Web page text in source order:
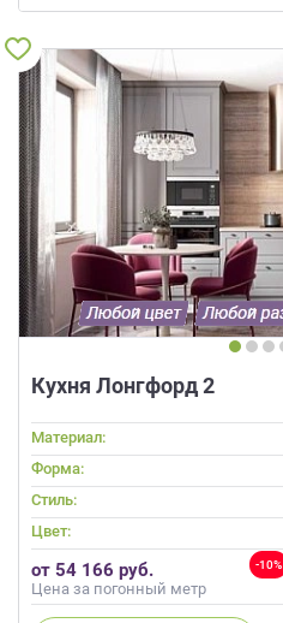
Кухня Лонгфорд 2
Материал:
Форма:
Стиль:
Цвет:
-10%
от 54 166 руб.
Цена за погонный метр